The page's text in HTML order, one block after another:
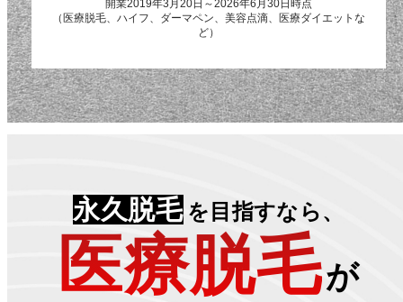
開業2019年3月20日～2026年6月30日時点
（医療脱毛、ハイフ、ダーマペン、美容点滴、医療ダイエットな
ど）
永久脱毛 を目指すなら、
医療脱毛が